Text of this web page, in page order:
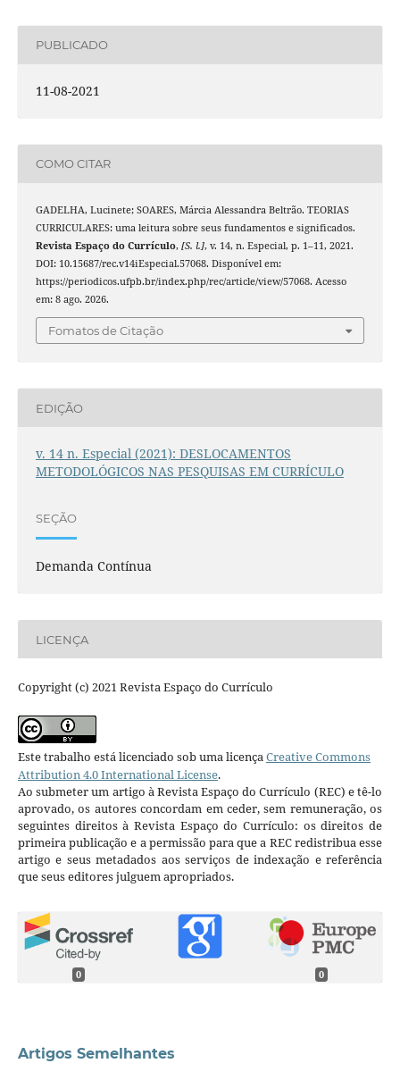
PUBLICADO
11-08-2021
COMO CITAR
GADELHA, Lucinete; SOARES, Márcia Alessandra Beltrão. TEORIAS
CURRICULARES: uma leitura sobre seus fundamentos e significados.
Revista Espaço do Currículo, [S. l.], v. 14, n. Especial, p. 1–11, 2021.
DOI: 10.15687/rec.v14iEspecial.57068. Disponível em:
https://periodicos.ufpb.br/index.php/rec/article/view/57068. Acesso
em: 8 ago. 2026.
Fomatos de Citação
EDIÇÃO
v. 14 n. Especial (2021): DESLOCAMENTOS
METODOLÓGICOS NAS PESQUISAS EM CURRÍCULO
SEÇÃO
Demanda Contínua
LICENÇA
Copyright (c) 2021 Revista Espaço do Currículo
Este trabalho está licenciado sob uma licençaCreative Commons
Attribution 4.0 International License.
Ao submeter um artigo à Revista Espaço do Currículo (REC) e tê-lo
aprovado, os autores concordam em ceder, sem remuneração, os
seguintes direitos à Revista Espaço do Currículo: os direitos de
primeira publicação e a permissão para que a REC redistribua esse
artigo e seus metadados aos serviços de indexação e referência
que seus editores julguem apropriados.
0 0
Artigos Semelhantes